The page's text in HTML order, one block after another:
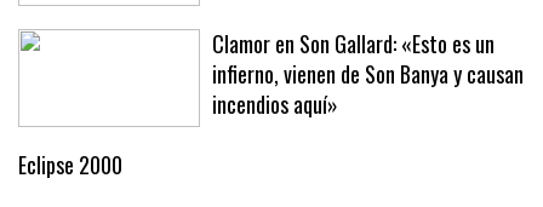
Clamor en Son Gallard: «Esto es un
infierno, vienen de Son Banya y causan
incendios aquí»
Eclipse 2000